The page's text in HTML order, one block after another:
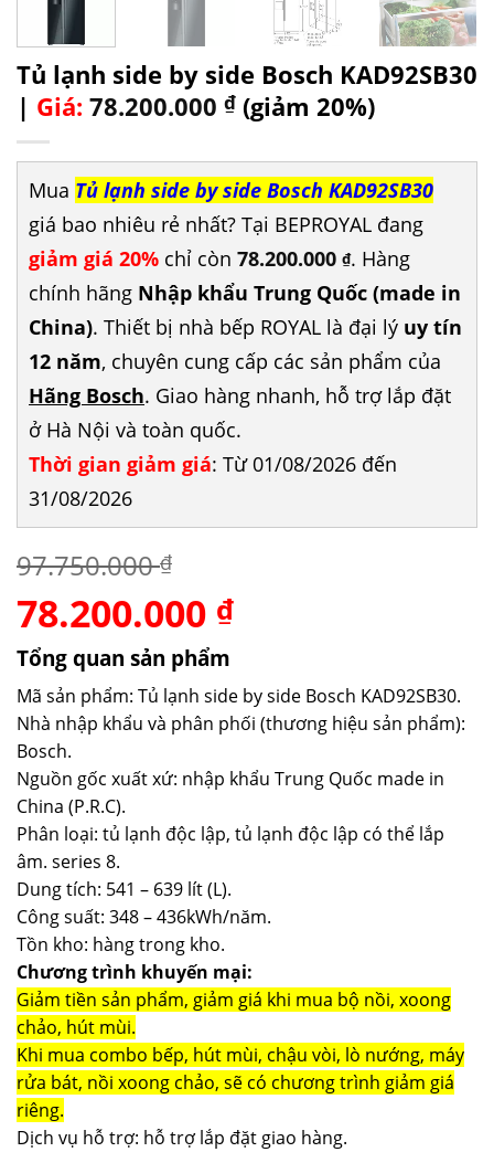
Tủ lạnh side by side Bosch KAD92SB30
| Giá: 78.200.000 ₫ (giảm 20%)
Mua Tủ lạnh side by side Bosch KAD92SB30
giá bao nhiêu rẻ nhất? Tại BEPROYAL đang
giảm giá 20% chỉ còn 78.200.000 ₫. Hàng
chính hãng Nhập khẩu Trung Quốc (made in
China). Thiết bị nhà bếp ROYAL là đại lý uy tín
12 năm, chuyên cung cấp các sản phẩm của
Hãng Bosch. Giao hàng nhanh, hỗ trợ lắp đặt
ở Hà Nội và toàn quốc.
Thời gian giảm giá: Từ 01/08/2026 đến
31/08/2026
97.750.000₫
Giá
gốc
là:
97.750.000 ₫.
78.200.000 ₫Giá
là:
78.200.000 ₫.
Tổng quan sản phẩm
Mã sản phẩm: Tủ lạnh side by side Bosch KAD92SB30.
Nhà nhập khẩu và phân phối (thương hiệu sản phẩm):
Bosch.
Nguồn gốc xuất xứ: nhập khẩu Trung Quốc made in
China (P.R.C).
Phân loại: tủ lạnh độc lập, tủ lạnh độc lập có thể lắp
âm. series 8.
Dung tích: 541 – 639 lít (L).
Công suất: 348 – 436kWh/năm.
Tồn kho: hàng trong kho.
Chương trình khuyến mại:
Giảm tiền sản phẩm, giảm giá khi mua bộ nồi, xoong
chảo, hút mùi.
Khi mua combo bếp, hút mùi, chậu vòi, lò nướng, máy
rửa bát, nồi xoong chảo, sẽ có chương trình giảm giá
riêng.
Dịch vụ hỗ trợ: hỗ trợ lắp đặt giao hàng.